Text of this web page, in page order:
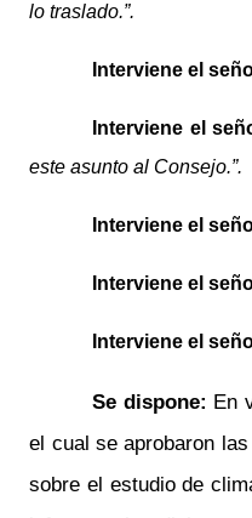
lo traslado.”.
Interviene el
Interviene el
este asunto al Consejo.”.
Interviene el
Interviene el
Interviene el
Se dispone: En
el cual se aprobaron
sobre el estudio de